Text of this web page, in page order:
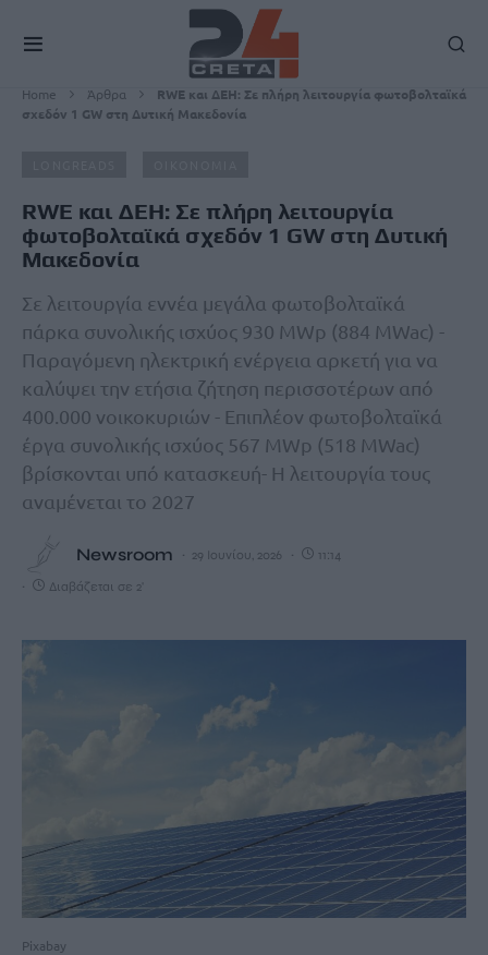
Home Άρθρα
RWE και ΔΕΗ: Σε πλήρη λειτουργία φωτοβολταϊκά
σχεδόν 1 GW στη Δυτική Μακεδονία
RWE και ΔΕΗ: Σε πλήρη λειτουργία
φωτοβολταϊκά σχεδόν 1 GW στη Δυτική
Μακεδονία
Σε λειτουργία εννέα μεγάλα φωτοβολταϊκά
πάρκα συνολικής ισχύος 930 MWp (884 MWac) -
Παραγόμενη ηλεκτρική ενέργεια αρκετή για να
καλύψει την ετήσια ζήτηση περισσοτέρων από
400.000 νοικοκυριών - Επιπλέον φωτοβολταϊκά
έργα συνολικής ισχύος 567 MWp (518 MWac)
βρίσκονται υπό κατασκευή- Η λειτουργία τους
αναμένεται το 2027
Newsroom 29 Ιουνίου, 2026 11:14
Διαβάζεται σε 2'
Pixabay